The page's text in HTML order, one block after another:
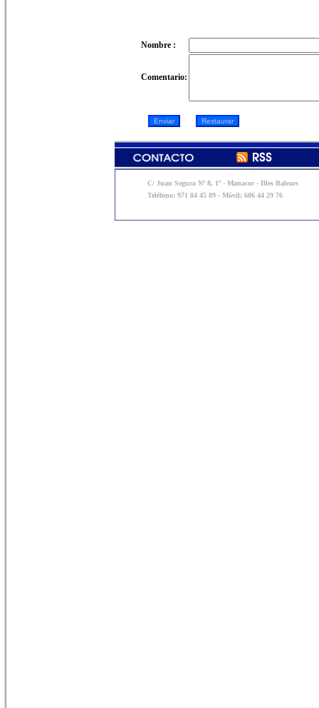
Nombre :
Comentario:
C/ Juan Segura Nº 8, 1º - Manacor - Illes Balears
Teléfono: 971 84 45 89 - Móvil: 606 44 29 76